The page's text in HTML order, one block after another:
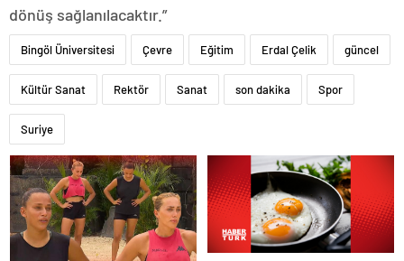
dönüş sağlanılacaktır.”
Bingöl Üniversitesi Çevre Eğitim Erdal Çelik güncel
Kültür Sanat Rektör Sanat son dakika Spor
Suriye